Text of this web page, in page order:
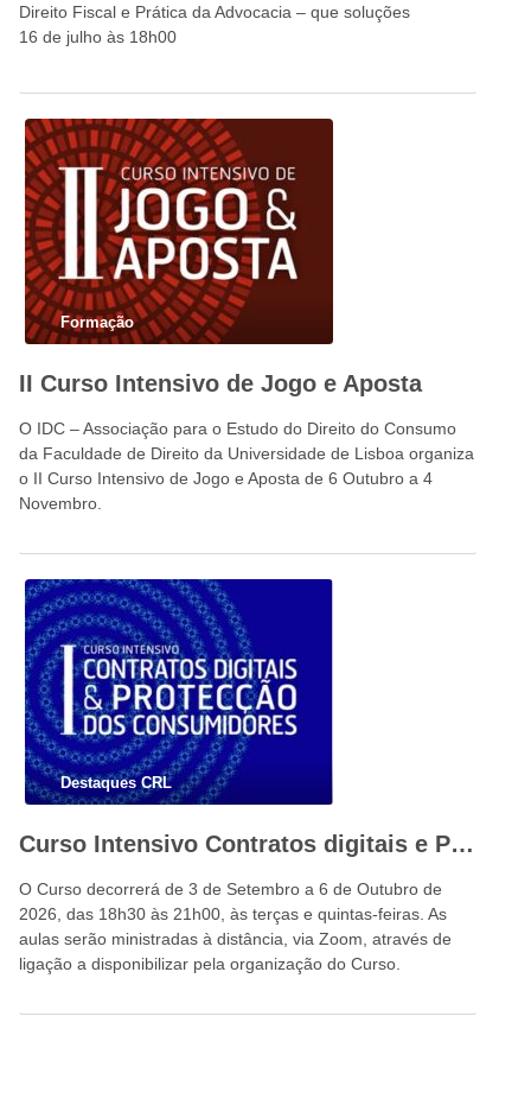
Direito Fiscal e Prática da Advocacia – que soluções
16 de julho às 18h00
Formação
II Curso Intensivo de Jogo e Aposta
O IDC – Associação para o Estudo do Direito do Consumo
da Faculdade de Direito da Universidade de Lisboa organiza
o II Curso Intensivo de Jogo e Aposta de 6 Outubro a 4
Novembro.
Destaques CRL
Curso Intensivo Contratos digitais e Proteção dos Consumidores
O Curso decorrerá de 3 de Setembro a 6 de Outubro de
2026, das 18h30 às 21h00, às terças e quintas-feiras. As
aulas serão ministradas à distância, via Zoom, através de
ligação a disponibilizar pela organização do Curso.